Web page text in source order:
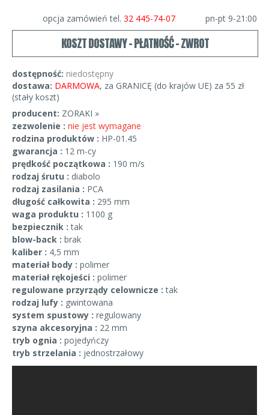
opcja zamówień tel. 32 445-74-07 pn-pt 9-21:00
KOSZT DOSTAWY - PŁATNOŚĆ - ZWROT
dostępność: niedostępny
dostawa: DARMOWA, za GRANICĘ (do krajów UE) za 55 zł
(stały koszt)
producent: ZORAKI »
zezwolenie : nie jest wymagane
rodzina produktów : HP-01.45
gwarancja : 12 m-cy
prędkość początkowa : 190 m/s
rodzaj śrutu : diabolo
rodzaj zasilania : PCA
długość całkowita : 295 mm
waga produktu : 1100 g
bezpiecznik :tak
blow-back : brak
kaliber : 4,5 mm
materiał body : polimer
materiał rękojeści : polimer
regulowane przyrządy celownicze :tak
rodzaj lufy : gwintowana
system spustowy : regulowany
szyna akcesoryjna : 22 mm
tryb ognia : pojedyńczy
tryb strzelania : jednostrzałowy